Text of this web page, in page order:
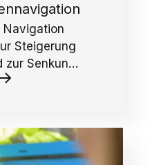
Navigation
Steigerung
zur Senkung
sind.